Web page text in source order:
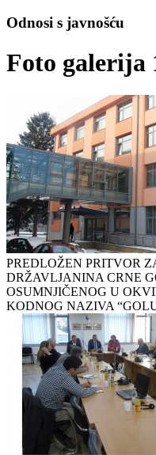
Odnosi s javnošću
Foto galerija
PREDLOŽEN PRITVOR
DRŽAVLJANINA CRNE
OSUMNJIČENOG U
KODNOG NAZIVA